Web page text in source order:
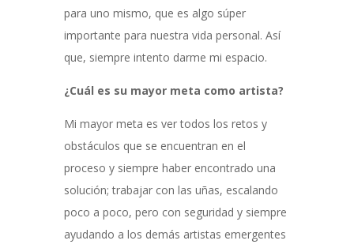
para uno mismo, que es algo súper
importante para nuestra vida personal. Así
que, siempre intento darme mi espacio.
¿Cuál es su mayor meta como artista?
Mi mayor meta es ver todos los retos y
obstáculos que se encuentran en el
proceso y siempre haber encontrado una
solución; trabajar con las uñas, escalando
poco a poco, pero con seguridad y siempre
ayudando a los demás artistas emergentes